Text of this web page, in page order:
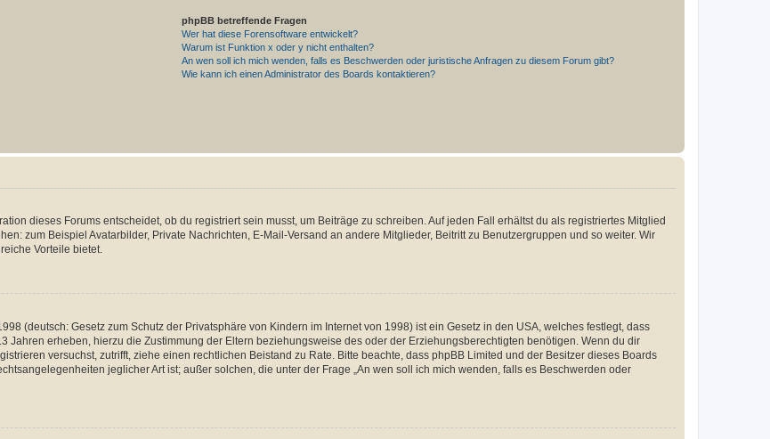
phpBB betreffende Fragen
Wer hat diese Forensoftware entwickelt?
Warum ist Funktion x oder y nicht enthalten?
An wen soll ich mich wenden, falls es Beschwerden oder juristische Anfragen zu diesem Forum gibt?
Wie kann ich einen Administrator des Boards kontaktieren?
dieses Forums entscheidet, ob du registriert sein musst, um Beiträge zu schreiben. Auf jeden Fall erhältst du als registriertes Mitglied
zum Beispiel Avatarbilder, Private Nachrichten, E-Mail-Versand an andere Mitglieder, Beitritt zu Benutzergruppen und so weiter. Wir
Vorteile bietet.
(deutsch: Gesetz zum Schutz der Privatsphäre von Kindern im Internet von 1998) ist ein Gesetz in den USA, welches festlegt, dass
Jahren erheben, hierzu die Zustimmung der Eltern beziehungsweise des oder der Erziehungsberechtigten benötigen. Wenn du dir
versuchst, zutrifft, ziehe einen rechtlichen Beistand zu Rate. Bitte beachte, dass phpBB Limited und der Besitzer dieses Boards
jeglicher Art ist; außer solchen, die unter der Frage „An wen soll ich mich wenden, falls es Beschwerden oder